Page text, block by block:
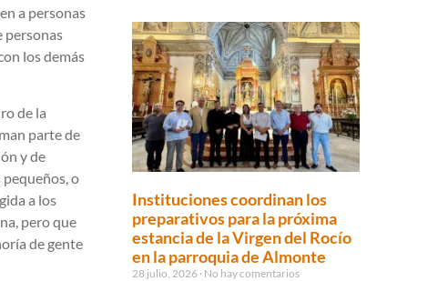
a personas
personas
los demás
de la
parte de
y de
o
a los
pero que
de gente
Instituciones coordinan los
preparativos para la próxima
estancia de la Virgen del Rocío
en la parroquia de Almonte
28 julio, 2026 No hay comentarios